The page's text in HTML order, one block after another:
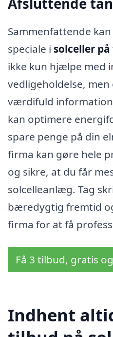
Sammenfattende
speciale i solceller
ikke kun hjælpe med
vedligeholdelse, men
værdifuld
kan optimere
spare penge på din
firma kan gøre hele
og sikre, at du får
solcelleanlæg. Tag
bæredygtig fremtid
firma for at få
Få 3 tilbud, gratis
Indhent